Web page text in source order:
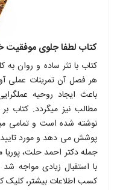
کتاب لطفا جلوی موفقیت
کتاب با نثر ساده و روان به
هر فصل آن تمرینات عملی
باعث ایجاد روحیه
مطالب نیز میگردد. کتاب
نوشته شده است و تمامی
پوشش می دهد و مورد تایید
جمله دکتر احمد حلت،
با استقبال زیادی
کسب اطلاعات بیشتر، کلیک